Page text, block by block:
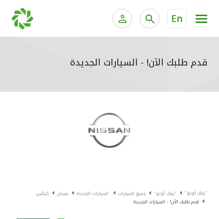
En
الخدمات المصرفية الإلكترونية للأفراد
خدمة "بيتك" للتداول الإلكتروني
جميع السيارات
قدم طلبك الآن! - السيارات الجديدة
"بيتك أوتو" "بيتك أوتو" جميع السيارات السيارات الجديدة نيسان
كيكس
قدم طلبك الآن! - السيارات الجديدة